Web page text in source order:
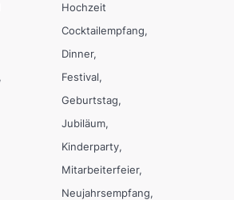
Hochzeit
Cocktailempfang
Dinner
Festival
Geburtstag
Jubiläum
Kinderparty
Mitarbeiterfeier
Neujahrsempfang